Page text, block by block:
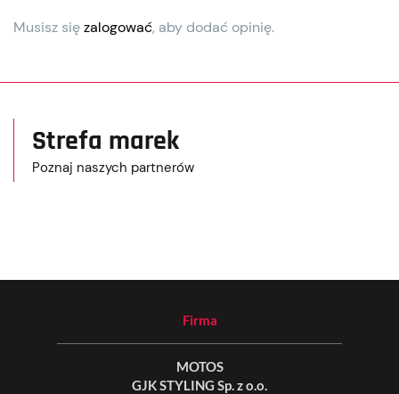
Musisz sięzalogować, aby dodać opinię.
Strefa marek
Poznaj naszych partnerów
Firma
MOTOS
GJK STYLING Sp. z o.o.